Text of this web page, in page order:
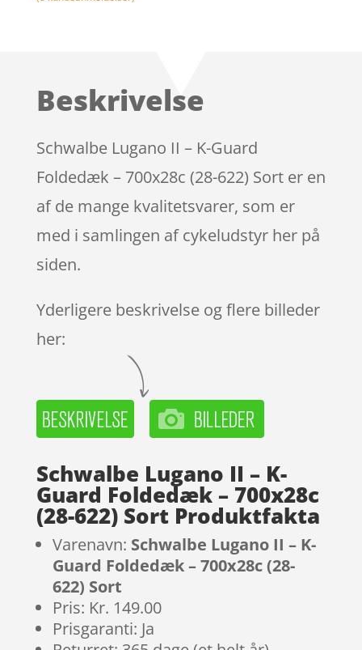
Beskrivelse
Schwalbe Lugano II – K-Guard
Foldedæk – 700x28c (28-622) Sort er en
af de mange kvalitetsvarer, som er
med i samlingen af cykeludstyr her på
siden.
Yderligere beskrivelse og flere billeder
her:
Schwalbe Lugano II – K-
Guard Foldedæk – 700x28c
(28-622) Sort Produktfakta
Varenavn: Schwalbe Lugano II – K-
Guard Foldedæk – 700x28c (28-
622) Sort
Pris: Kr. 149.00
Prisgaranti: Ja